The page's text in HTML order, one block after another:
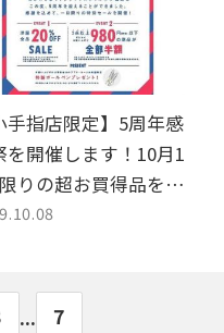
手指店限定】5周年感
を開催します！10月1
りの超お買得品をご
ます！！
... 7